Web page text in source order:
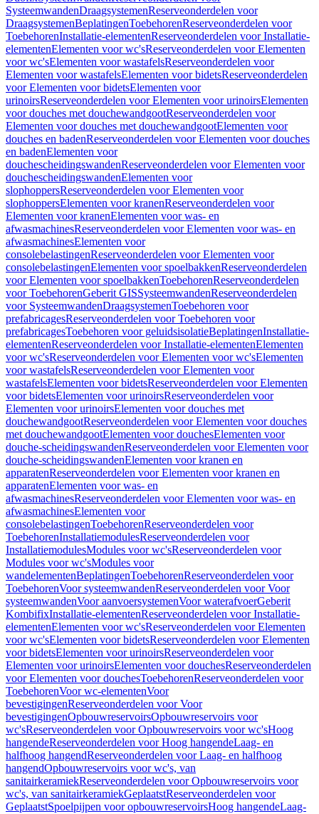
SysteemwandenDraagsystemenReserveonderdelen voor
DraagsystemenBeplatingenToebehorenReserveonderdelen voor
ToebehorenInstallatie-elementenReserveonderdelen voor Installatie-
elementenElementen voor wc'sReserveonderdelen voor Elementen
voor wc'sElementen voor wastafelsReserveonderdelen voor
Elementen voor wastafelsElementen voor bidetsReserveonderdelen
voor Elementen voor bidetsElementen voor
urinoirsReserveonderdelen voor Elementen voor urinoirsElementen
voor douches met douchewandgootReserveonderdelen voor
Elementen voor douches met douchewandgootElementen voor
douches en badenReserveonderdelen voor Elementen voor douches
en badenElementen voor
douchescheidingswandenReserveonderdelen voor Elementen voor
douchescheidingswandenElementen voor
slophoppersReserveonderdelen voor Elementen voor
slophoppersElementen voor kranenReserveonderdelen voor
Elementen voor kranenElementen voor was- en
afwasmachinesReserveonderdelen voor Elementen voor was- en
afwasmachinesElementen voor
consolebelastingenReserveonderdelen voor Elementen voor
consolebelastingenElementen voor spoelbakkenReserveonderdelen
voor Elementen voor spoelbakkenToebehorenReserveonderdelen
voor ToebehorenGeberit GISSysteemwandenReserveonderdelen
voor SysteemwandenDraagsystemenToebehoren voor
prefabricagesReserveonderdelen voor Toebehoren voor
prefabricagesToebehoren voor geluidsisolatieBeplatingenInstallatie-
elementenReserveonderdelen voor Installatie-elementenElementen
voor wc'sReserveonderdelen voor Elementen voor wc'sElementen
voor wastafelsReserveonderdelen voor Elementen voor
wastafelsElementen voor bidetsReserveonderdelen voor Elementen
voor bidetsElementen voor urinoirsReserveonderdelen voor
Elementen voor urinoirsElementen voor douches met
douchewandgootReserveonderdelen voor Elementen voor douches
met douchewandgootElementen voor douchesElementen voor
douche-scheidingswandenReserveonderdelen voor Elementen voor
douche-scheidingswandenElementen voor kranen en
apparatenReserveonderdelen voor Elementen voor kranen en
apparatenElementen voor was- en
afwasmachinesReserveonderdelen voor Elementen voor was- en
afwasmachinesElementen voor
consolebelastingenToebehorenReserveonderdelen voor
ToebehorenInstallatiemodulesReserveonderdelen voor
InstallatiemodulesModules voor wc'sReserveonderdelen voor
Modules voor wc'sModules voor
wandelementenBeplatingenToebehorenReserveonderdelen voor
ToebehorenVoor systeemwandenReserveonderdelen voor Voor
systeemwandenVoor aanvoersystemenVoor waterafvoerGeberit
KombifixInstallatie-elementenReserveonderdelen voor Installatie-
elementenElementen voor wc'sReserveonderdelen voor Elementen
voor wc'sElementen voor bidetsReserveonderdelen voor Elementen
voor bidetsElementen voor urinoirsReserveonderdelen voor
Elementen voor urinoirsElementen voor douchesReserveonderdelen
voor Elementen voor douchesToebehorenReserveonderdelen voor
ToebehorenVoor wc-elementenVoor
bevestigingenReserveonderdelen voor Voor
bevestigingenOpbouwreservoirsOpbouwreservoirs voor
wc'sReserveonderdelen voor Opbouwreservoirs voor wc'sHoog
hangendeReserveonderdelen voor Hoog hangendeLaag- en
halfhoog hangendReserveonderdelen voor Laag- en halfhoog
hangendOpbouwreservoirs voor wc's, van
sanitairkeramiekReserveonderdelen voor Opbouwreservoirs voor
wc's, van sanitairkeramiekGeplaatstReserveonderdelen voor
GeplaatstSpoelpijpen voor opbouwreservoirsHoog hangendeLaag-